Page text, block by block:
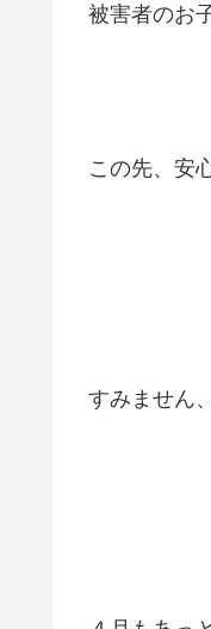
被害者のお
この先、安
すみません